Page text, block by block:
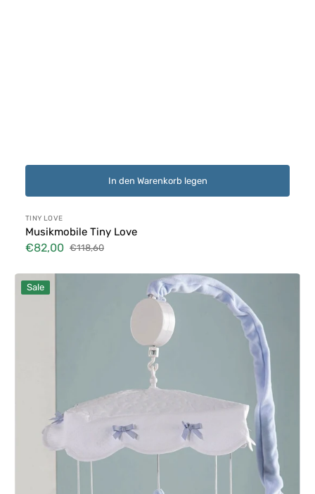
In den Warenkorb legen
Anbieter:
TINY LOVE
Musikmobile Tiny Love
Verkaufspreis
€82,00
Normaler
€118,60
Mobile
Mami
Sale